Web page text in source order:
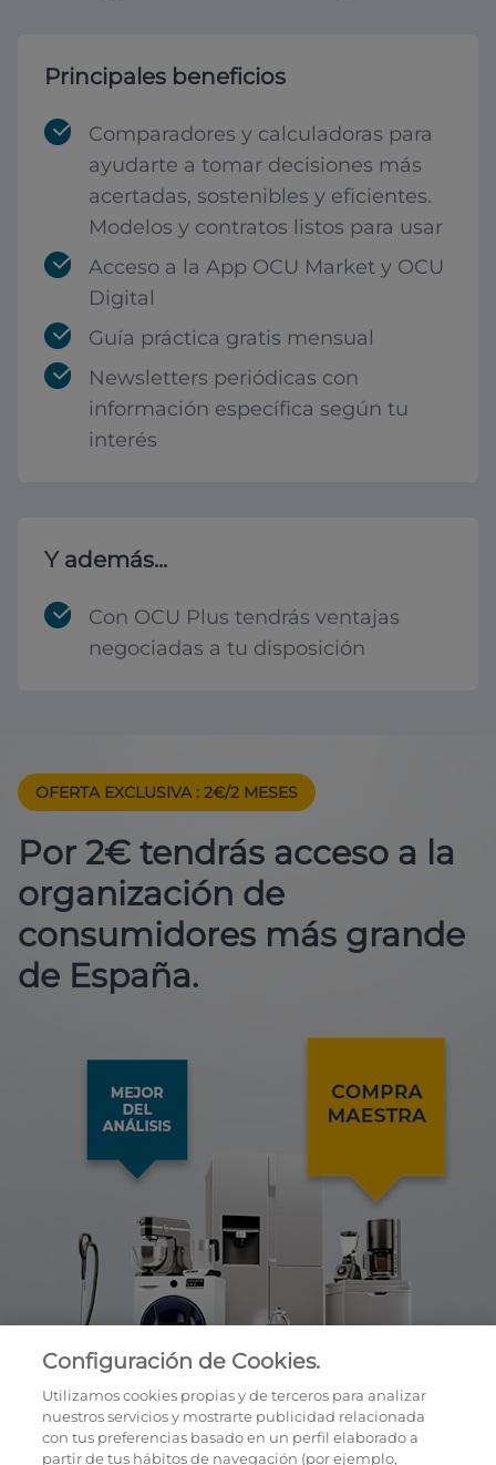
Principales beneficios
Comparadores y calculadoras para
ayudarte a tomar decisiones más
acertadas, sostenibles y eficientes.
Modelos y contratos listos para usar
Acceso a la App OCU Market y OCU
Digital
Guía práctica gratis mensual
Newsletters periódicas con
información específica según tu
interés
Y además...
Con OCU Plus tendrás ventajas
negociadas a tu disposición
OFERTA EXCLUSIVA : 2€/2 MESES
Por 2€ tendrás acceso a la
organización de
consumidores más grande
de España.
Configuración de Cookies.
Utilizamos cookies propias y de terceros para analizar
nuestros servicios y mostrarte publicidad relacionada
con tus preferencias basado en un perfil elaborado a
partir de tus hábitos de navegación (por ejemplo,